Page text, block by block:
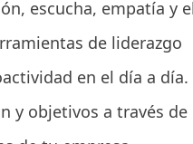
escucha, empatía y
de liderazgo
en el día a día.
y objetivos a través de